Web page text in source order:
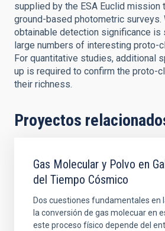
supplied by the ESA Euclid mission
ground-based photometric surveys.
obtainable detection significance is
large numbers of interesting proto-
For quantitative studies, additional
up is required to confirm the proto-
their richness.
Proyectos
Gas Molecular y Polvo en
del Tiempo Cósmico
Dos cuestiones fundamentales en
la conversión de gas molecuar en
este proceso físico depende del